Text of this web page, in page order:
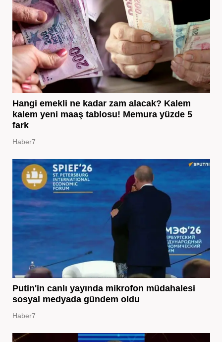
Hangi emekli ne kadar zam alacak? Kalem
kalem yeni maaş tablosu! Memura yüzde 5
fark
Haber7
Putin'in canlı yayında mikrofon müdahalesi
sosyal medyada gündem oldu
Haber7